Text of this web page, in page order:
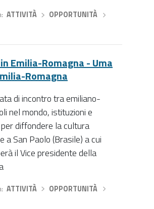
ATTIVITÀ› OPPORTUNITÀ
Emilia-Romagna - Uma
Romagna
di incontro tra emiliano-
nel mondo, istituzioni e
diffondere la cultura
a San Paolo (Brasile) a cui
il Vice presidente della
ATTIVITÀ› OPPORTUNITÀ